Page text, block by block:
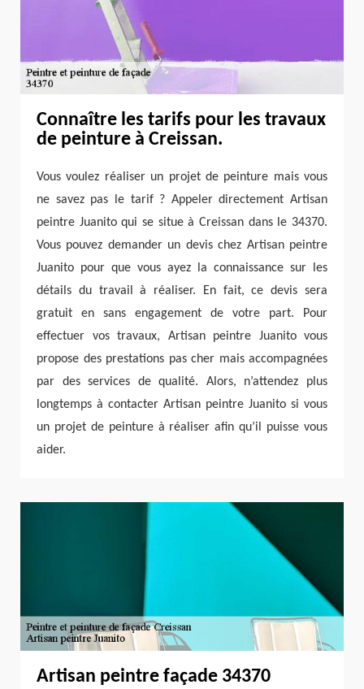
Connaître les tarifs pour les travaux
de peinture à Creissan.
Vous voulez réaliser un projet de peinture mais vous
ne savez pas le tarif ? Appeler directement Artisan
peintre Juanito qui se situe à Creissan dans le 34370.
Vous pouvez demander un devis chez Artisan peintre
Juanito pour que vous ayez la connaissance sur les
détails du travail à réaliser. En fait, ce devis sera
gratuit en sans engagement de votre part. Pour
effectuer vos travaux, Artisan peintre Juanito vous
propose des prestations pas cher mais accompagnées
par des services de qualité. Alors, n’attendez plus
longtemps à contacter Artisan peintre Juanito si vous
un projet de peinture à réaliser afin qu’il puisse vous
aider.
Artisan peintre façade 34370